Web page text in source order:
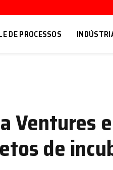
DE PROCESSOS
Ventures
de